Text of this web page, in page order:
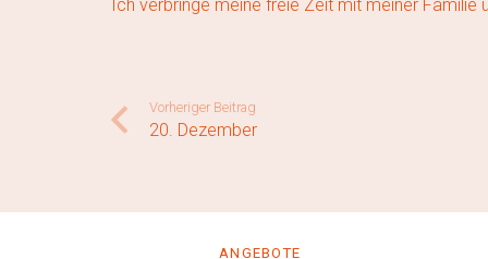
Ich verbringe meine freie Zeit mit meiner Familie
Vorheriger Beitrag
20. Dezember
ANGEBOTE